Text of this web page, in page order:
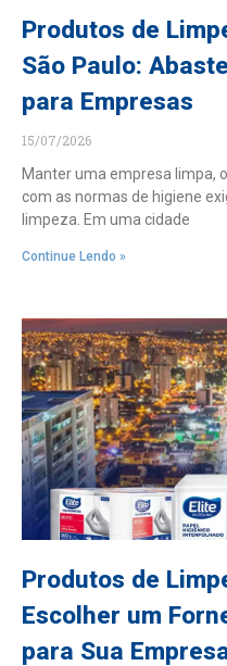
Produtos de
São Paulo:
para Empresas
15/07/2026
Manter uma empresa limpa,
com as normas de higiene
limpeza. Em uma cidade
Continue Lendo »
Produtos de
Escolher um
para Sua